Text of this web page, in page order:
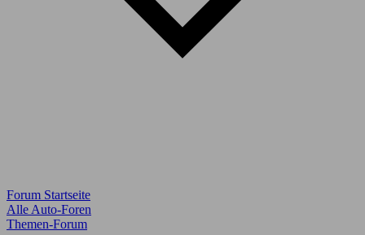
Forum Startseite
Alle Auto-Foren
Themen-Forum